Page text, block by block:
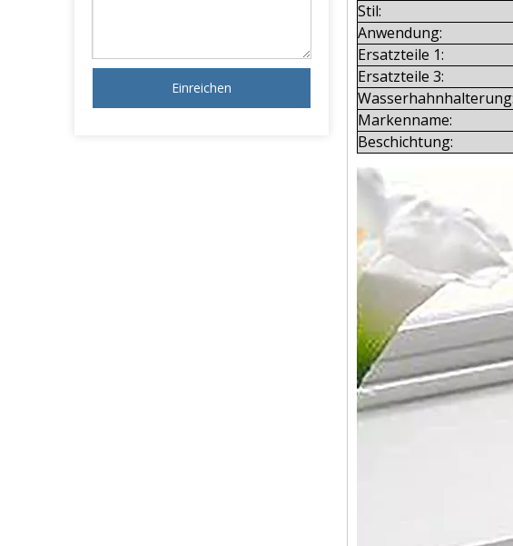
Einreichen
Stil:
Anwendung:
Ersatzteile 1:
Ersatzteile 3:
Wasserhahnhalterung:
Markenname:
Beschichtung: